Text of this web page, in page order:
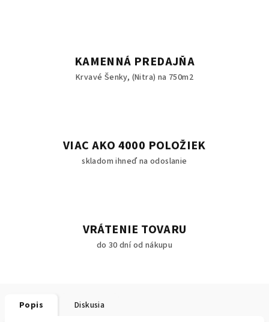
KAMENNÁ PREDAJŇA
Krvavé Šenky, (Nitra) na 750m2
VIAC AKO 4000 POLOŽIEK
skladom ihneď na odoslanie
VRÁTENIE TOVARU
do 30 dní od nákupu
Popis Diskusia